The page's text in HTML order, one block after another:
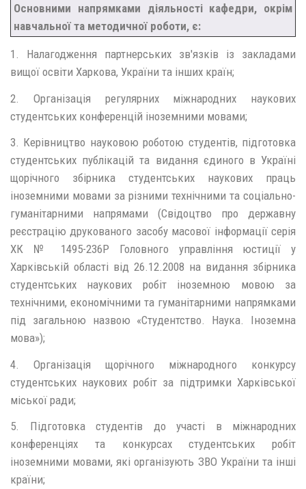
Основними напрямками діяльності кафедри, окрім
навчальної та методичної роботи, є:
1. Налагодження партнерських зв'язків із закладами
вищої освіти Харкова, України та інших країн;
2. Організація регулярних міжнародних наукових
студентських конференцій іноземними мовами;
3. Керівництво науковою роботою студентів, підготовка
студентських публікацій та видання єдиного в Україні
щорічного збірника студентських наукових праць
іноземними мовами за різними технічними та соціально-
гуманітарними напрямами (Свідоцтво про державну
реєстрацію друкованого засобу масової інформації серія
ХК № 1495-236Р Головного управління юстиції у
Харківській області від 26.12.2008 на видання збірника
студентських наукових робіт іноземною мовою за
технічними, економічними та гуманітарними напрямками
під загальною назвою «Студентство. Наука. Іноземна
мова»);
4. Організація щорічного міжнародного конкурсу
студентських наукових робіт за підтримки Харківської
міської ради;
5. Підготовка студентів до участі в міжнародних
конференціях та конкурсах студентських робіт
іноземними мовами, які організують ЗВО України та інші
країни;